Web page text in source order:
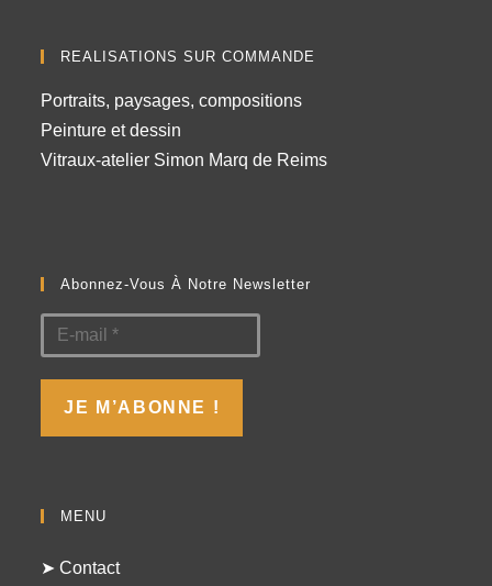
REALISATIONS SUR COMMANDE
Portraits, paysages, compositions
Peinture et dessin
Vitraux-atelier Simon Marq de Reims
Abonnez-Vous À Notre Newsletter
MENU
➤ Contact